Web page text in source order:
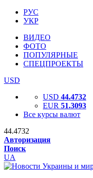
РУС
УКР
ВИДЕО
ФОТО
ПОПУЛЯРНЫЕ
СПЕЦПРОЕКТЫ
USD
USD 44.4732
EUR 51.3093
Все курсы валют
44.4732
Авторизация
Поиск
UA